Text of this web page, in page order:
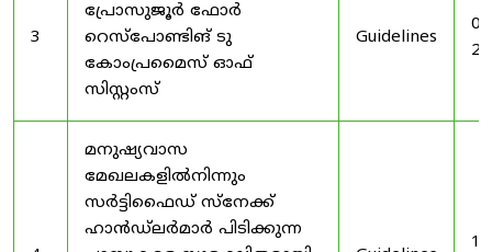
3
പ്രോസുജൂർ ഫോർ
റെസ്‌പോണ്ടിങ് ടു
കോംപ്രമൈസ് ഓഫ്
സിസ്റ്റംസ്
Guidelines
മനുഷ്യവാസ
മേഖലകളിൽനിന്നും
സർട്ടിഫൈഡ് സ്നേക്ക്
ഹാൻഡ്‌ലർമാർ പിടിക്കുന്ന